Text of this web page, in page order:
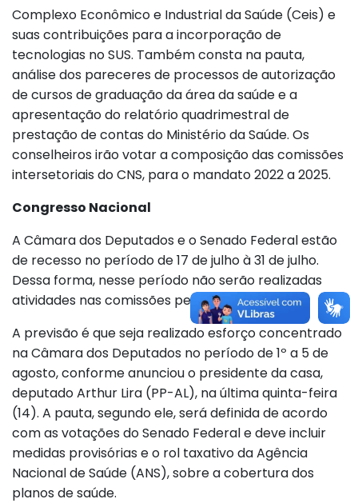
Complexo Econômico e Industrial da Saúde (Ceis) e
suas contribuições para a incorporação de
tecnologias no SUS. Também consta na pauta,
análise dos pareceres de processos de autorização
de cursos de graduação da área da saúde e a
apresentação do relatório quadrimestral de
prestação de contas do Ministério da Saúde. Os
conselheiros irão votar a composição das comissões
intersetoriais do CNS, para o mandato 2022 a 2025.
Congresso Nacional
A Câmara dos Deputados e o Senado Federal estão
de recesso no período de 17 de julho à 31 de julho.
Dessa forma, nesse período não serão realizadas
atividades nas comissões permanentes.
A previsão é que seja realizado esforço concentrado
na Câmara dos Deputados no período de 1º a 5 de
agosto, conforme anunciou o presidente da casa,
deputado Arthur Lira (PP-AL), na última quinta-feira
(14). A pauta, segundo ele, será definida de acordo
com as votações do Senado Federal e deve incluir
medidas provisórias e o rol taxativo da Agência
Nacional de Saúde (ANS), sobre a cobertura dos
planos de saúde.